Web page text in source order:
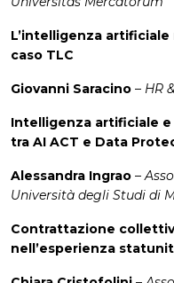
L’intelligenza
caso TLC
Giovanni Saracino – HR
Intelligenza artificiale
tra AI ACT e Data
Alessandra Ingrao –
Università degli Studi di
Contrattazione
nell’esperienza